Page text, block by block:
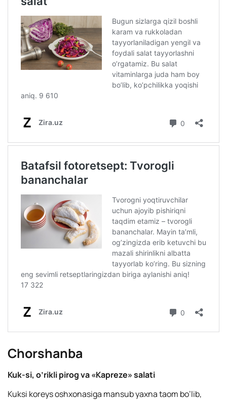
Сhorshanba
Kuk-si, o’rikli pirog va «Kapreze» salati
Kuksi koreys oshxonasiga mansub yaxna taom bo’lib,